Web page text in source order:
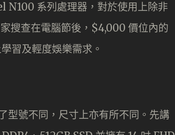
N100 系列處理器，對於使用上除非
搜查在電腦節後，$4,000 價位內的
習及輕度娛樂需求。
型號不同，尺寸上亦有所不同。先講